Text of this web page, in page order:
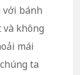
với bánh
không
mái
ta